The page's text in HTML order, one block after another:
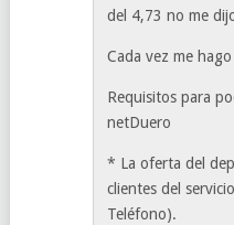
del 4,73 no me
Cada vez me
Requisitos para
netDuero
* La oferta del
clientes del
Teléfono).